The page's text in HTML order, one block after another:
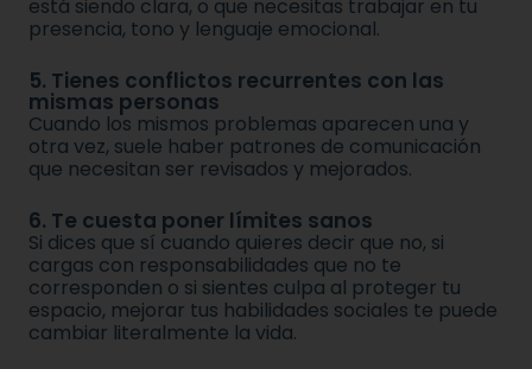
está siendo clara, o que necesitas trabajar en tu
presencia, tono y lenguaje emocional.
5. Tienes conflictos recurrentes con las
mismas personas
Cuando los mismos problemas aparecen una y
otra vez, suele haber patrones de comunicación
que necesitan ser revisados y mejorados.
6. Te cuesta poner límites sanos
Si dices que sí cuando quieres decir que no, si
cargas con responsabilidades que no te
corresponden o si sientes culpa al proteger tu
espacio, mejorar tus habilidades sociales te puede
cambiar literalmente la vida.